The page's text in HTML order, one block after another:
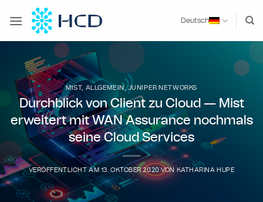
Inhalt
springen
Deutsch
MIST,ALLGEMEIN,JUNIPER NETWORKS
Durchblick von Client zu Cloud — Mist
erweitert mit WAN Assurance nochmals
seine Cloud Services
VERÖFFENTLICHT AM13. OKTOBER 2020VON KATHARINA HUPE